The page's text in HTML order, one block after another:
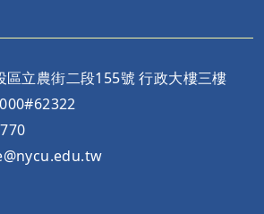
區立農街二段155號 行政大樓三樓